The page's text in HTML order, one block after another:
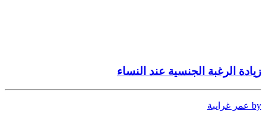
زيادة الرغبة الجنسية عند النساء
by عمر غرايبة